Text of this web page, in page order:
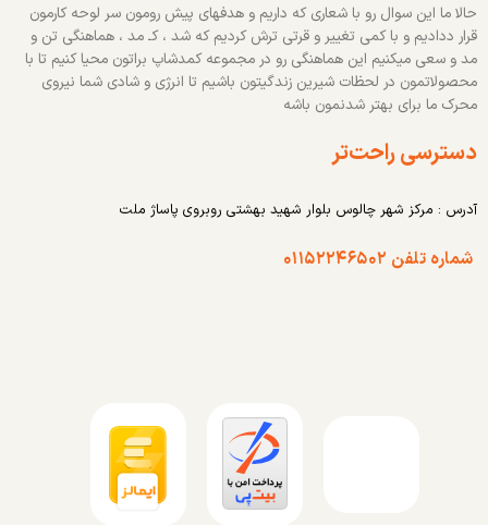
حالا ما این سوال رو با شعاری که داریم و هدفهای پیش رومون سر لوحه کارمون
قرار ددادیم و با کمی تغییر و قرتی ترش کردیم که شد ، کـ مد ، هماهنگی تن و
مد و سعی میکنیم این هماهنگی رو در مجموعه کمدشاپ براتون محیا کنیم تا با
محصولاتمون در لحظات شیرین زندگیتون باشیم تا انرژی و شادی شما نیروی
محرک ما برای بهتر شدنمون باشه
دسترسی راحت‌تر
آدرس : مرکز شهر چالوس بلوار شهید بهشتی روبروی پاساژ ملت
شماره تلفن ۰۱۱۵۲۲۴۶۵۰۲